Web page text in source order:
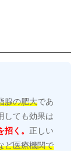
腺の肥大であ
しても効果は
く。 正しい
ど医療機関で